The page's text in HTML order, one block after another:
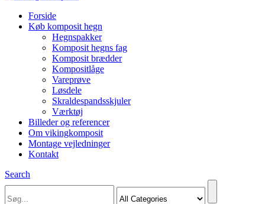
Forside
Køb komposit hegn
Hegnspakker
Komposit hegns fag
Komposit brædder
Kompositlåge
Vareprøve
Løsdele
Skraldespandsskjuler
Værktøj
Billeder og referencer
Om vikingkomposit
Montage vejledninger
Kontakt
Search